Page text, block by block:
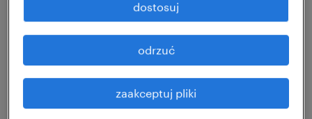
obszarów. W swojej pracy łączy więc
obowiązkifront-end developerai back-end
developera. Dodatkowo może pełnić
obowiązki testera oraz administratora
serwera i bazy danych. Dzięki temu, jeśli
zaistnieje taka potrzeba, sam może stworzyć
zaakceptuj pliki
odrzuć
dostosuj